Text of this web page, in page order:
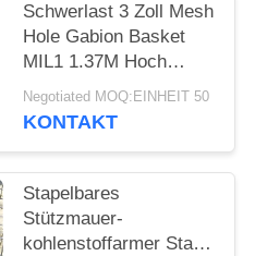
Schwerlast 3 Zoll Mesh
Hole Gabion Basket
MIL1 1.37M Hoch
Hesco Barriere
geschweißte Gabion
Negotiated MOQ:EINHEIT 50
KONTAKT
Stapelbares
Stützmauer-
kohlenstoffarmer Stahl-